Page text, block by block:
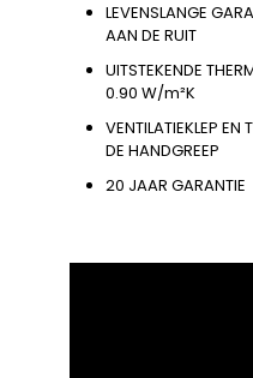
LEVENSLANGE
AAN DE RUIT
UITSTEKENDE
0.90 W/m²K
VENTILATIEKLEP EN
DE HANDGREEP
20 JAAR GARANTIE